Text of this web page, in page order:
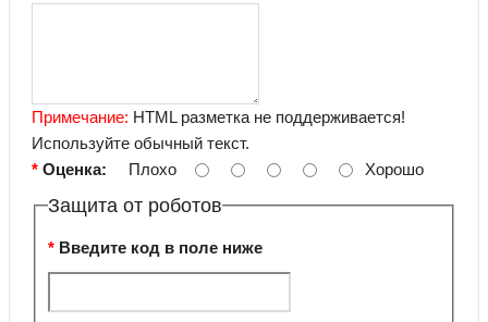
Примечание: HTML разметка не поддерживается!
Используйте обычный текст.
Оценка: Плохо Хорошо
Защита от роботов
Введите код в поле ниже